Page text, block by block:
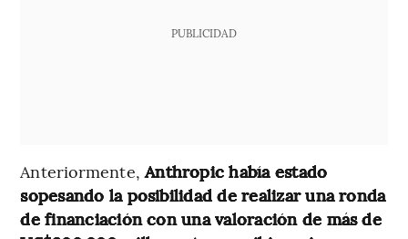
PUBLICIDAD
Anteriormente, Anthropic había estado
sopesando la posibilidad de realizar una ronda
de financiación con una valoración de más de